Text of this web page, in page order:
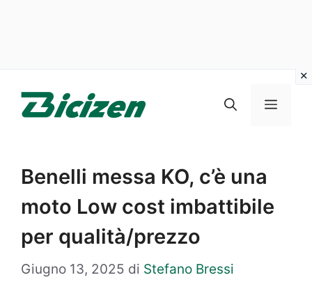
Menu
Benelli messa KO, c’è una
moto Low cost imbattibile
per qualità/prezzo
Giugno 13, 2025 di Stefano Bressi